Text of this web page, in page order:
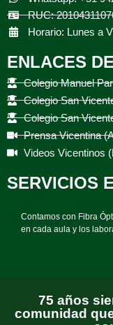
RUC:
Horario: Lunes a
ENLACES
Colegio Manuel
Colegio San
Colegio San
Prensa Vicentina
Videos Vicentinos
SERVICIOS
Contamos con Fibra
en cada aula y los
75 años
comunidad